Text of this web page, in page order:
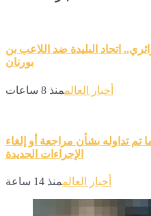
اتحاد البليدة ضد اللاعب بن
بورنان
أخبار العالممنذ 8 ساعات
تم تداوله بشأن مراجعة أو إلغاء
الإجراءات الجديدة
أخبار العالممنذ 14 ساعة